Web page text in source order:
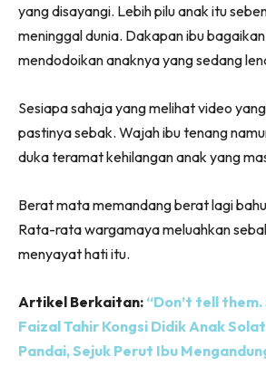
yang disayangi. Lebih pilu anak itu
meninggal dunia. Dakapan ibu
mendodoikan anaknya yang sedang
Sesiapa sahaja yang melihat video
pastinya sebak. Wajah ibu tenang
duka teramat kehilangan anak yang
Berat mata memandang berat lagi
Rata-rata wargamaya meluahkan
menyayat hati itu.
Artikel Berkaitan: “Don’t tell
Faizal Tahir Kongsi Didik Anak
Pandai, Sejuk Perut Ibu